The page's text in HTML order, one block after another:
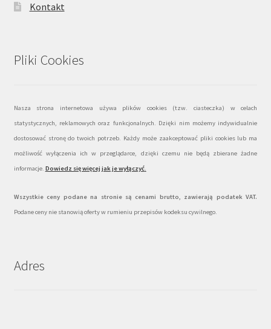
Kontakt
Pliki Cookies
Nasza strona internetowa używa plików cookies (tzw. ciasteczka) w celach
statystycznych, reklamowych oraz funkcjonalnych. Dzięki nim możemy indywidualnie
dostosować stronę do twoich potrzeb. Każdy może zaakceptować pliki cookies lub ma
możliwość wyłączenia ich w przeglądarce, dzięki czemu nie będą zbierane żadne
informacje. Dowiedz się więcej jak je wyłączyć.
Wszystkie ceny podane na stronie są cenami brutto, zawierają podatek VAT.
Podane ceny nie stanowią oferty w rumieniu przepisów kodeksu cywilnego.
Adres